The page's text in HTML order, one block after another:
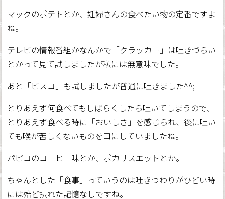
マックのポテトとか、妊婦さんの食べたい物の定番ですよ
ね。
テレビの情報番組かなんかで「クラッカー」は吐きづらい
とかって見て試しましたが私には無意味でした。
あと「ビスコ」も試しましたが普通に吐きました^^;
とりあえず何食べてもしばらくしたら吐いてしまうので、
とりあえず食べる時に「おいしさ」を感じられ、後に吐い
ても喉が苦しくないものを口にしていましたね。
パピコのコーヒー味とか、ポカリスエットとか。
ちゃんとした「食事」っていうのは吐きつわりがひどい時
には殆ど摂れた記憶なしですね。